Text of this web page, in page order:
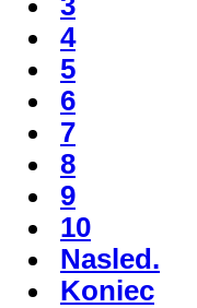
4
5
6
7
8
9
10
Nasled.
Koniec